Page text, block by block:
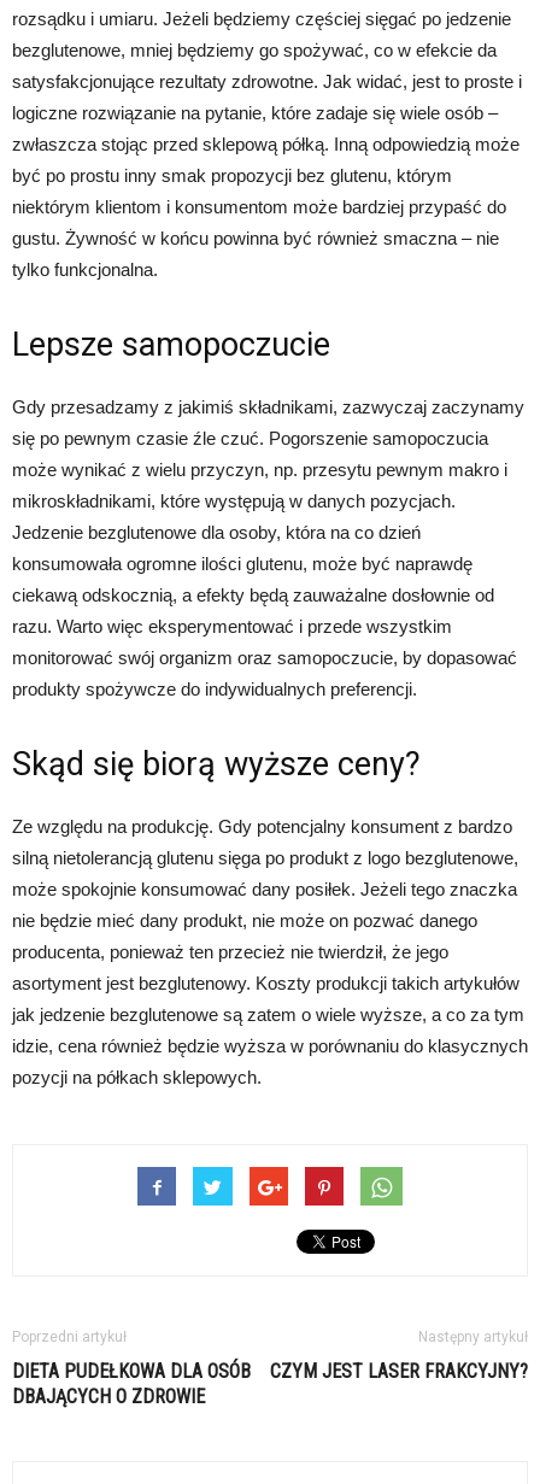
rozsądku i umiaru. Jeżeli będziemy częściej sięgać po jedzenie
bezglutenowe, mniej będziemy go spożywać, co w efekcie da
satysfakcjonujące rezultaty zdrowotne. Jak widać, jest to proste i
logiczne rozwiązanie na pytanie, które zadaje się wiele osób –
zwłaszcza stojąc przed sklepową półką. Inną odpowiedzią może
być po prostu inny smak propozycji bez glutenu, którym
niektórym klientom i konsumentom może bardziej przypaść do
gustu. Żywność w końcu powinna być również smaczna – nie
tylko funkcjonalna.
Lepsze samopoczucie
Gdy przesadzamy z jakimiś składnikami, zazwyczaj zaczynamy
się po pewnym czasie źle czuć. Pogorszenie samopoczucia
może wynikać z wielu przyczyn, np. przesytu pewnym makro i
mikroskładnikami, które występują w danych pozycjach.
Jedzenie bezglutenowe dla osoby, która na co dzień
konsumowała ogromne ilości glutenu, może być naprawdę
ciekawą odskocznią, a efekty będą zauważalne dosłownie od
razu. Warto więc eksperymentować i przede wszystkim
monitorować swój organizm oraz samopoczucie, by dopasować
produkty spożywcze do indywidualnych preferencji.
Skąd się biorą wyższe ceny?
Ze względu na produkcję. Gdy potencjalny konsument z bardzo
silną nietolerancją glutenu sięga po produkt z logo bezglutenowe,
może spokojnie konsumować dany posiłek. Jeżeli tego znaczka
nie będzie mieć dany produkt, nie może on pozwać danego
producenta, ponieważ ten przecież nie twierdził, że jego
asortyment jest bezglutenowy. Koszty produkcji takich artykułów
jak jedzenie bezglutenowe są zatem o wiele wyższe, a co za tym
idzie, cena również będzie wyższa w porównaniu do klasycznych
pozycji na półkach sklepowych.
Poprzedni artykuł
DIETA PUDEŁKOWA DLA OSÓB
DBAJĄCYCH O ZDROWIE
Następny artykuł
CZYM JEST LASER FRAKCYJNY?